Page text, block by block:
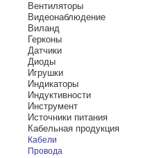
Вентиляторы
Видеонаблюдение
Виланд
Герконы
Датчики
Диоды
Игрушки
Индикаторы
Индуктивности
Инструмент
Источники питания
Кабельная продукция
Кабели
Провода